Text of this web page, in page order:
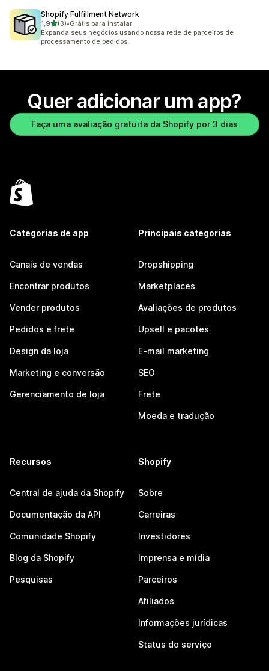
Shopify Fulfillment Network
1,9de 5 estrelas
(3)
3 avaliações ao todo
•Grátis para instalar
Expanda seus negócios usando nossa rede de parceiros de
processamento de pedidos
Quer adicionar um app?
Faça uma avaliação gratuita da Shopify por 3 dias
Categorias de app
Canais de vendas
Encontrar produtos
Vender produtos
Pedidos e frete
Design da loja
Marketing e conversão
Gerenciamento de loja
Principais categorias
Dropshipping
Marketplaces
Avaliações de produtos
Upsell e pacotes
E-mail marketing
SEO
Frete
Moeda e tradução
Recursos
Central de ajuda da Shopify
Documentação da API
Comunidade Shopify
Blog da Shopify
Pesquisas
Shopify
Sobre
Carreiras
Investidores
Imprensa e mídia
Parceiros
Afiliados
Informações jurídicas
Status do serviço